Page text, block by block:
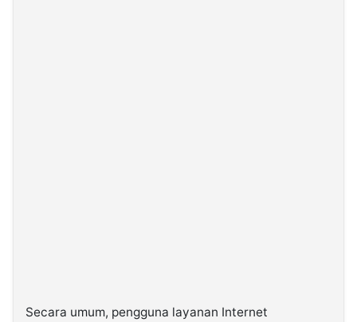
Secara umum, pengguna layanan Internet